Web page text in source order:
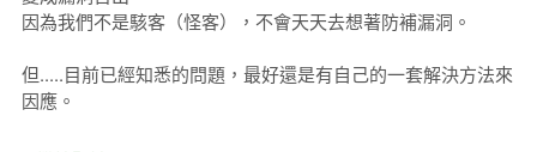
因為我們不是駭客（怪客），不會天天去想著防補漏洞。
但.....目前已經知悉的問題，最好還是有自己的一套解決方法來
因應。